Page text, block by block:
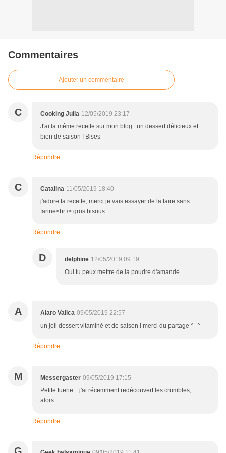
Commentaires
Ajouter un commentaire
C Cooking Julia 12/05/2019 23:17
J'ai la même recette sur mon blog : un dessert délicieux et
bien de saison ! Bises
Répondre
C Catalina 11/05/2019 18:40
j'adore ta recette, merci je vais essayer de la faire sans
farine<br /> gros bisous
Répondre
D delphine 12/05/2019 09:19
Oui tu peux mettre de la poudre d'amande.
A Alaro Vallca 09/05/2019 22:57
un joli dessert vitaminé et de saison ! merci du partage ^_^
Répondre
M Messergaster 09/05/2019 17:15
Petite tuerie... j'ai récemment redécouvert les crumbles,
alors...
Répondre